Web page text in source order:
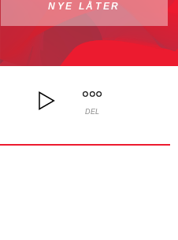
NYE LÅTER
DEL